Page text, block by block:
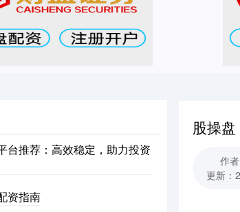
股操
作
更新：
台推荐：高效稳定，助力投资
资指南